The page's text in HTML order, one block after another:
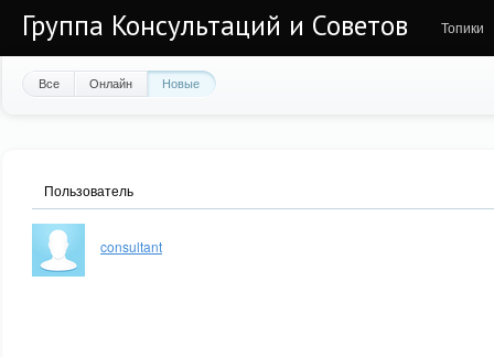
Группа Консультаций и Советов Топики
Все Онлайн Новые
Пользователь
consultant